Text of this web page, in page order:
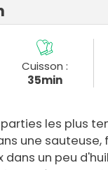
Cuisson :
35min
les plus
une sauteuse,
dans un peu